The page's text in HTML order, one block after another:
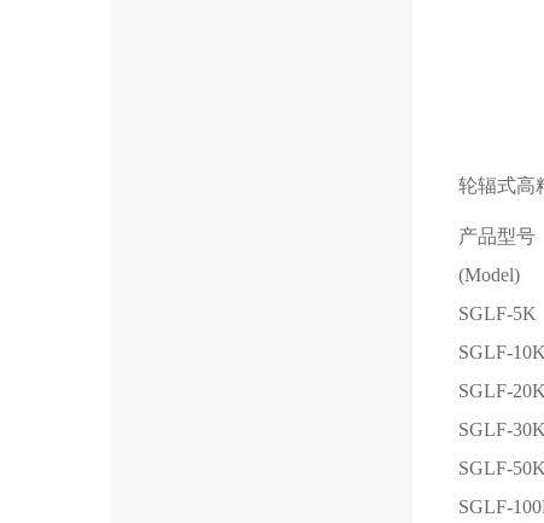
轮辐式高
产品型号
(Model)
SGLF-5K
SGLF-10K
SGLF-20K
SGLF-30K
SGLF-50K
SGLF-